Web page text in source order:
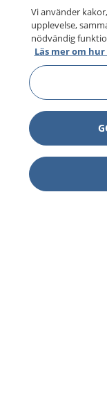
Vi använder
upplevelse,
nödvändig
Läs mer om